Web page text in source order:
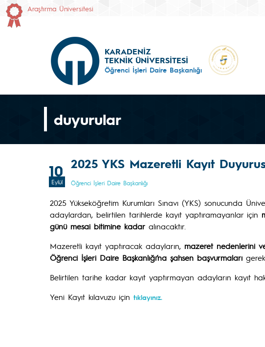
Araştırma Üniversitesi
KARADENİZ
TEKNİK ÜNİVERSİTESİ
Öğrenci İşleri Daire Başkanlığı
duyurular
10
Eylül
2025 YKS Mazeretli Kayıt
Öğrenci İşleri Daire Başkanlığı
2025 Yükseköğretim Kurumları Sınavı (YKS) sonucunda
adaylardan, belirtilen tarihlerde kayıt yaptıramayanlar için
günü mesai bitimine kadar alınacaktır.
Mazeretli kayıt yaptıracak adayların, mazeret nedenlerini
Öğrenci İşleri Daire Başkanlığı’na şahsen başvurmaları
Belirtilen tarihe kadar kayıt yaptırmayan adayların kayıt
Yeni Kayıt kılavuzu için tıklayınız.